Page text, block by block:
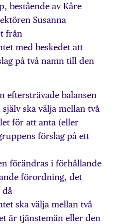
bestående av Kåre
Susanna
från
med beskedet att
på två namn till den
eftersträvade balansen
ska välja mellan två
för att anta (eller
förslag på ett
förändras i förhållande
förordning, det
ska välja mellan två
är tjänstemän eller den